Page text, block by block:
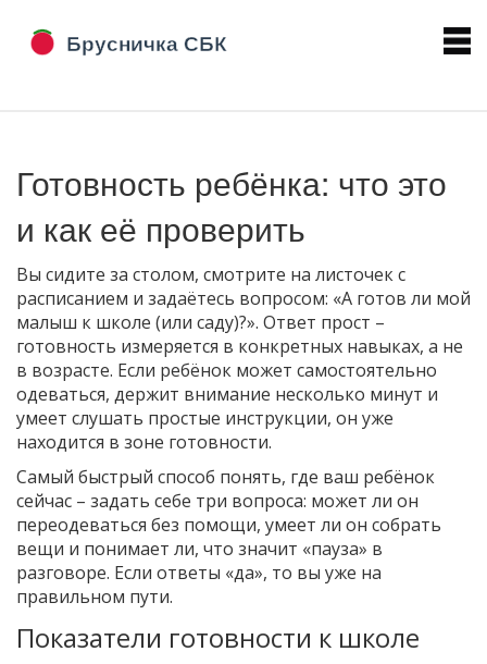
Готовность ребёнка: что это
и как её проверить
Вы сидите за столом, смотрите на листочек с
расписанием и задаётесь вопросом: «А готов ли мой
малыш к школе (или саду)?». Ответ прост –
готовность измеряется в конкретных навыках, а не
в возрасте. Если ребёнок может самостоятельно
одеваться, держит внимание несколько минут и
умеет слушать простые инструкции, он уже
находится в зоне готовности.
Самый быстрый способ понять, где ваш ребёнок
сейчас – задать себе три вопроса: может ли он
переодеваться без помощи, умеет ли он собрать
вещи и понимает ли, что значит «пауза» в
разговоре. Если ответы «да», то вы уже на
правильном пути.
Показатели готовности к школе